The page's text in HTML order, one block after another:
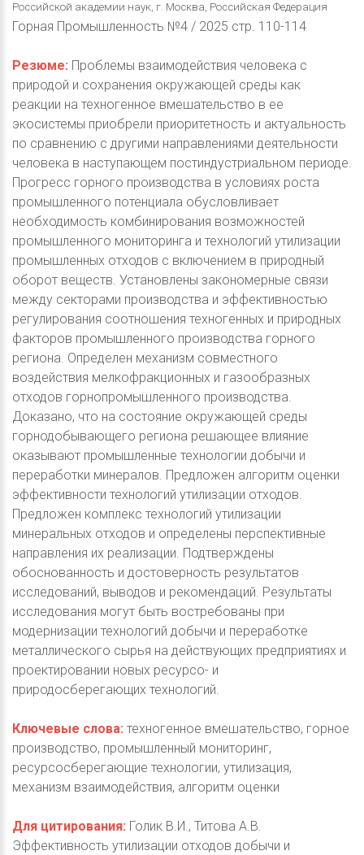
Российской академии наук, г. Москва, Российская Федерация
Горная Промышленность №4 / 2025 стр. 110-114
Резюме: Проблемы взаимодействия человека с
природой и сохранения окружающей среды как
реакции на техногенное вмешательство в ее
экосистемы приобрели приоритетность и актуальность
по сравнению с другими направлениями деятельности
человека в наступающем постиндустриальном периоде.
Прогресс горного производства в условиях роста
промышленного потенциала обусловливает
необходимость комбинирования возможностей
промышленного мониторинга и технологий утилизации
промышленных отходов с включением в природный
оборот веществ. Установлены закономерные связи
между секторами производства и эффективностью
регулирования соотношения техногенных и природных
факторов промышленного производства горного
региона. Определен механизм совместного
воздействия мелкофракционных и газообразных
отходов горнопромышленного производства.
Доказано, что на состояние окружающей среды
горнодобывающего региона решающее влияние
оказывают промышленные технологии добычи и
переработки минералов. Предложен алгоритм оценки
эффективности технологий утилизации отходов.
Предложен комплекс технологий утилизации
минеральных отходов и определены перспективные
направления их реализации. Подтверждены
обоснованность и достоверность результатов
исследований, выводов и рекомендаций. Результаты
исследования могут быть востребованы при
модернизации технологий добычи и переработке
металлического сырья на действующих предприятиях и
проектировании новых ресурсо- и
природосберегающих технологий.
Ключевые слова: техногенное вмешательство, горное
производство, промышленный мониторинг,
ресурсосберегающие технологии, утилизация,
механизм взаимодействия, алгоритм оценки
Для цитирования: Голик В.И., Титова А.В.
Эффективность утилизации отходов добычи и